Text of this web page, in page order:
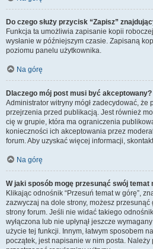
Do czego służy przycisk “Zapisz”
Funkcja ta umożliwia zapisanie kopii
wysłanie w późniejszym czasie. Zapisaną
poziomu panelu użytkownika.
Na górę
Dlaczego mój post musi być akceptowany?
Administrator witryny mógł zadecydować, że
przejrzenia przed publikacją. Jest również
cię w grupie, która ma ograniczenia
konieczności ich akceptowania przez
forum. Aby uzyskać więcej informacji,
Na górę
W jaki sposób mogę przesunąć swój temat
Klikając odnośnik “Przesuń temat w górę”,
zazwyczaj na dole strony, możesz
strony forum. Jeśli nie widać takiego
wyłączona lub nie upłynął jeszcze
użycie tej funkcji. Innym, łatwym sposobem
początek, jest napisanie w nim posta. Należy